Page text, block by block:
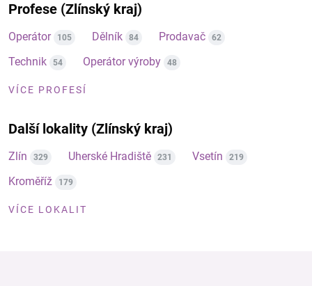
Profese (Zlínský kraj)
Operátor 105 Dělník 84 Prodavač 62
Technik 54 Operátor výroby 48
VÍCE PROFESÍ
Další lokality (Zlínský kraj)
Zlín 329 Uherské Hradiště 231 Vsetín 219
Kroměříž 179
VÍCE LOKALIT